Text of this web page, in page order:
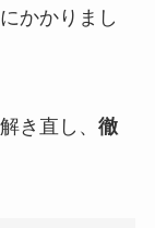
かかりまし
き直し、 徹